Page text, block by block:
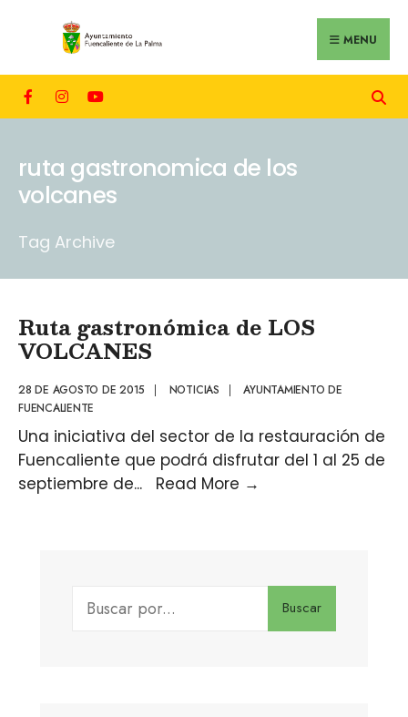
MENU
ruta gastronomica de los
volcanes
Tag Archive
Ruta gastronómica de LOS
VOLCANES
28 DE AGOSTO DE 2015 | NOTICIAS |
AYUNTAMIENTO DE
FUENCALIENTE
Una iniciativa del sector de la restauración de
Fuencaliente que podrá disfrutar del 1 al 25 de
septiembre de... Read More →
Buscar